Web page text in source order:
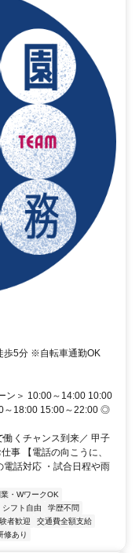
歩5分 ※自転車通勤OK
ン＞ 10:00～14:00 10:00
～18:00 15:00～22:00 ◎
くチャンス到来／ 甲子
事 【電話の向こうに、
電話対応 ・試合日程や雨
・WワークOK
シフト自由
学歴不問
者歓迎
交通費全額支給
修あり